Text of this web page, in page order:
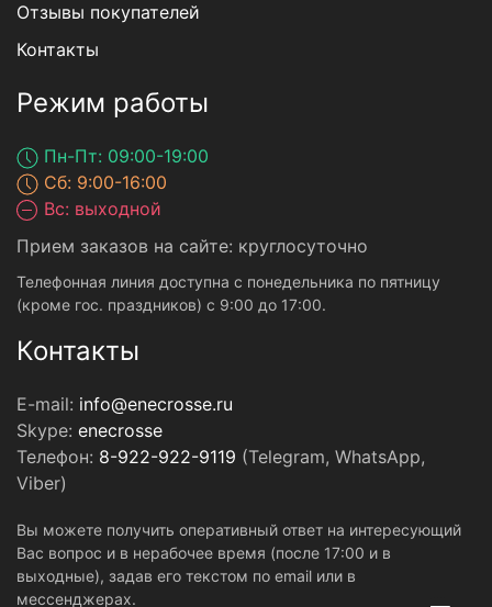
Отзывы покупателей
Контакты
Режим работы
Пн-Пт: 09:00-19:00
Сб: 9:00-16:00
Вс: выходной
Прием заказов на сайте: круглосуточно
Телефонная линия доступна с понедельника по пятницу
(кроме гос. праздников) с 9:00 до 17:00.
Контакты
E-mail: info@enecrosse.ru
Skype: enecrosse
Телефон: 8-922-922-9119 (Telegram, WhatsApp,
Viber)
Вы можете получить оперативный ответ на интересующий
Вас вопрос и в нерабочее время (после 17:00 и в
выходные), задав его текстом по email или в
мессенджерах.